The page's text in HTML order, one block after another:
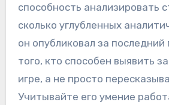
способность анализировать
сколько углубленных
он опубликовал за
того, кто способен выявить
игре, а не просто
Учитывайте его умение